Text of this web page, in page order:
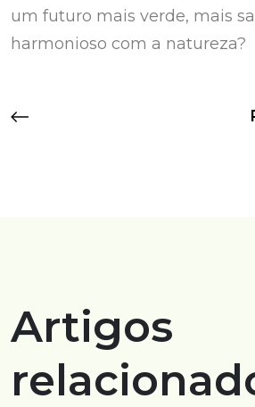
um futuro mais verde, mais
harmonioso com a natureza?
Artigos